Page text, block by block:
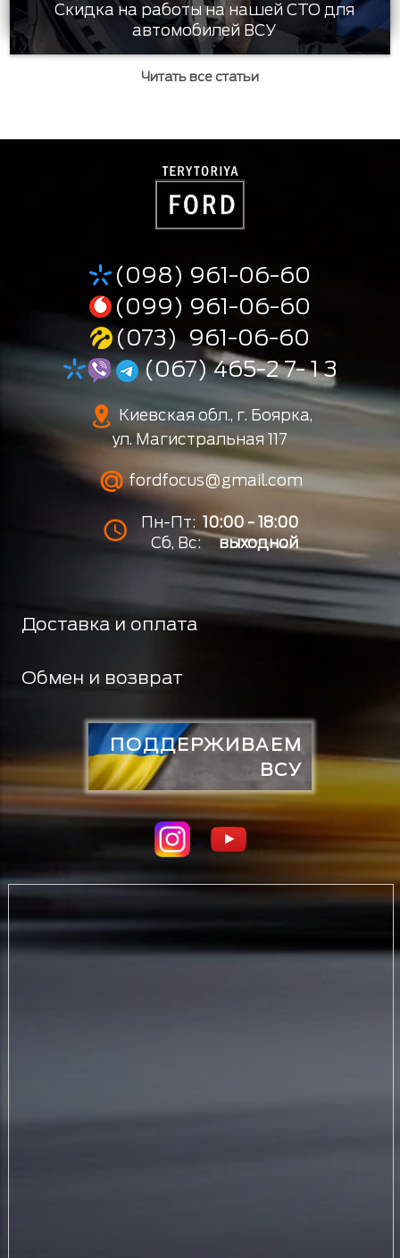
Скидка на работы на нашей СТО для
автомобилей ВСУ
Читать все статьи
(098) 961-06-60
(099) 961-06-60
(073) 961-06-60
(067) 465-2 7- 1 3
Киевская обл., г. Боярка,
ул. Магистральная 117
fordfocus@gmail.com
Пн-Пт: 10:00 - 18:00
Сб, Вс:
выходной
Доставка и оплата
Обмен и возврат
ПОДДЕРЖИВАЕМ
ВСУ